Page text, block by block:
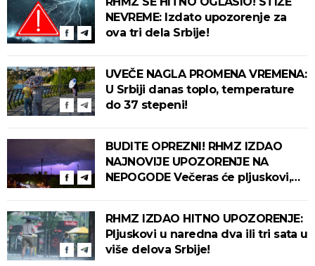
NEVREME: Izdato upozorenje za
ova tri dela Srbije!
UVEČE NAGLA PROMENA VREMENA:
U Srbiji danas toplo, temperature
do 37 stepeni!
BUDITE OPREZNI! RHMZ IZDAO
NAJNOVIJE UPOZORENJE NA
NEPOGODE Večeras će pljuskovi,
RHMZ IZDAO HITNO UPOZORENJE:
Pljuskovi u naredna dva ili tri sata u
više delova Srbije!